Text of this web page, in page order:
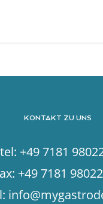
KONTAKT ZU UNS
tel: +49 7181
+49 7181